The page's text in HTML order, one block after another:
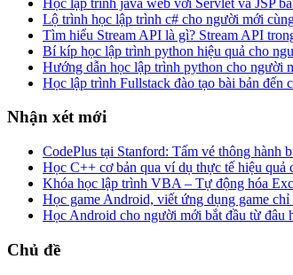
Lộ trình học lập trình c# cho người mới
Tìm hiểu Stream API là gì? Stream API
Bí kíp học lập trình python hiệu quả cho
Hướng dẫn học lập trình python cho người
Học lập trình Fullstack đào tạo bài bản đến
Nhận xét mới
CodePlus tại Stanford: Tấm vé thông hành
Học C++ cơ bản qua ví dụ thực tế hiệu
Khóa học lập trình VBA – Tự động hóa
Học game Android, viết ứng dụng game
Học Android cho người mới bắt đầu từ đâu
Chủ đề